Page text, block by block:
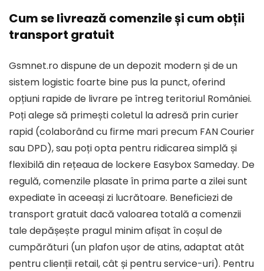
Cum se livrează comenzile și cum obții
transport gratuit
Gsmnet.ro dispune de un depozit modern și de un
sistem logistic foarte bine pus la punct, oferind
opțiuni rapide de livrare pe întreg teritoriul României.
Poți alege să primești coletul la adresă prin curier
rapid (colaborând cu firme mari precum FAN Courier
sau DPD), sau poți opta pentru ridicarea simplă și
flexibilă din rețeaua de lockere Easybox Sameday. De
regulă, comenzile plasate în prima parte a zilei sunt
expediate în aceeași zi lucrătoare. Beneficiezi de
transport gratuit dacă valoarea totală a comenzii
tale depășește pragul minim afișat în coșul de
cumpărături (un plafon ușor de atins, adaptat atât
pentru clienții retail, cât și pentru service-uri). Pentru